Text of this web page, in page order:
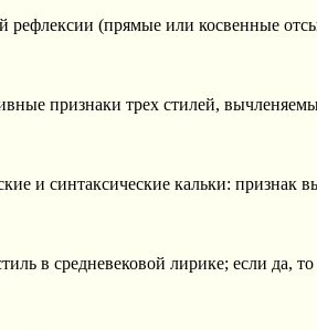
рефлексии (прямые или косвенные
признаки трех стилей,
и синтаксические кальки: признак
в средневековой лирике; если да,